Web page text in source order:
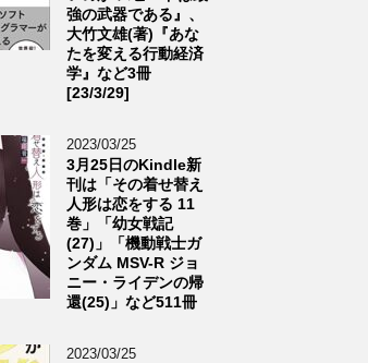
強の武器である』、
大竹文雄(著)『あな
たを変える行動経済
学』など3冊
[23/3/29]
2023/03/25
3月25日のKindle新
刊は「その着せ替え
人形は恋をする 11
巻」「幼女戦記
(27)」「機動戦士ガ
ンダム MSV-R ジョ
ニー・ライデンの帰
還(25)」など511冊
2023/03/25